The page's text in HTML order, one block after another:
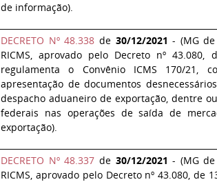
de informação).
DECRETO Nº 48.338 de 30/12/2021 - (MG
RICMS, aprovado pelo Decreto nº
regulamenta o Convênio ICMS 170/21,
apresentação de documentos
despacho aduaneiro de exportação, dentre
federais nas operações de saída de
exportação).
DECRETO Nº 48.337 de 30/12/2021 - (MG
RICMS, aprovado pelo Decreto nº 43.080, de